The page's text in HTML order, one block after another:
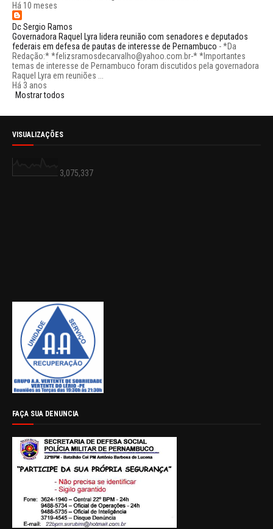
Há 10 meses
Dc Sergio Ramos
Governadora Raquel Lyra lidera reunião com senadores e deputados
federais em defesa de pautas de interesse de Pernambuco -*Da
Redação:* *felizsramosdecarvalho@yahoo.com.br-* *Importantes
temas de interesse de Pernambuco foram discutidos pela governadora
Raquel Lyra em reuniões ...
Há 3 anos
Mostrar todos
VISUALIZAÇÕES
3,075,337
FAÇA SUA DENUNCIA